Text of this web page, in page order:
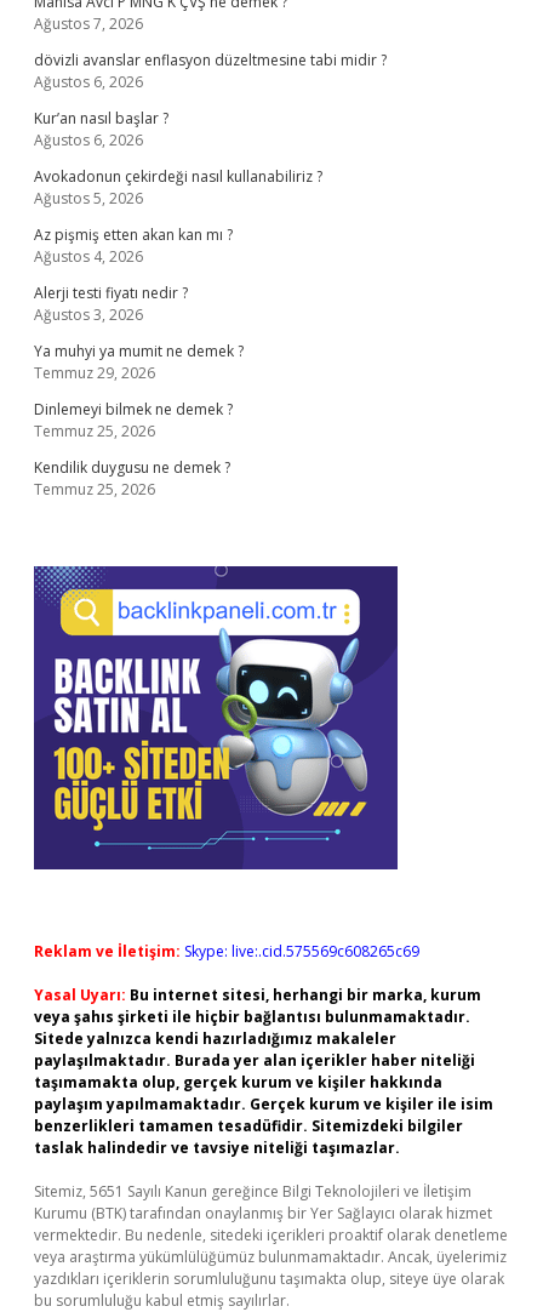
Ağustos 7, 2026
dövizli avanslar enflasyon düzeltmesine tabi midir ?
Ağustos 6, 2026
Kur’an nasıl başlar ?
Ağustos 6, 2026
Avokadonun çekirdeği nasıl kullanabiliriz ?
Ağustos 5, 2026
Az pişmiş etten akan kan mı ?
Ağustos 4, 2026
Alerji testi fiyatı nedir ?
Ağustos 3, 2026
Ya muhyi ya mumit ne demek ?
Temmuz 29, 2026
Dinlemeyi bilmek ne demek ?
Temmuz 25, 2026
Kendilik duygusu ne demek ?
Temmuz 25, 2026
Reklam ve İletişim: Skype: live:.cid.575569c608265c69
Yasal Uyarı: Bu internet sitesi, herhangi bir marka, kurum
veya şahıs şirketi ile hiçbir bağlantısı bulunmamaktadır.
Sitede yalnızca kendi hazırladığımız makaleler
paylaşılmaktadır. Burada yer alan içerikler haber niteliği
taşımamakta olup, gerçek kurum ve kişiler hakkında
paylaşım yapılmamaktadır. Gerçek kurum ve kişiler ile isim
benzerlikleri tamamen tesadüfidir. Sitemizdeki bilgiler
taslak halindedir ve tavsiye niteliği taşımazlar.
Sitemiz, 5651 Sayılı Kanun gereğince Bilgi Teknolojileri ve İletişim
Kurumu (BTK) tarafından onaylanmış bir Yer Sağlayıcı olarak hizmet
vermektedir. Bu nedenle, sitedeki içerikleri proaktif olarak denetleme
veya araştırma yükümlülüğümüz bulunmamaktadır. Ancak, üyelerimiz
yazdıkları içeriklerin sorumluluğunu taşımakta olup, siteye üye olarak
bu sorumluluğu kabul etmiş sayılırlar.